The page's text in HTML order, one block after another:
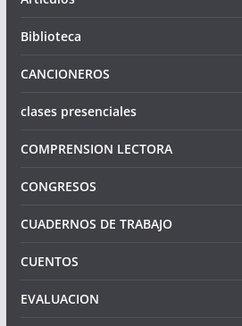
Biblioteca
CANCIONEROS
clases presenciales
COMPRENSION LECTORA
CONGRESOS
CUADERNOS DE TRABAJO
CUENTOS
EVALUACION